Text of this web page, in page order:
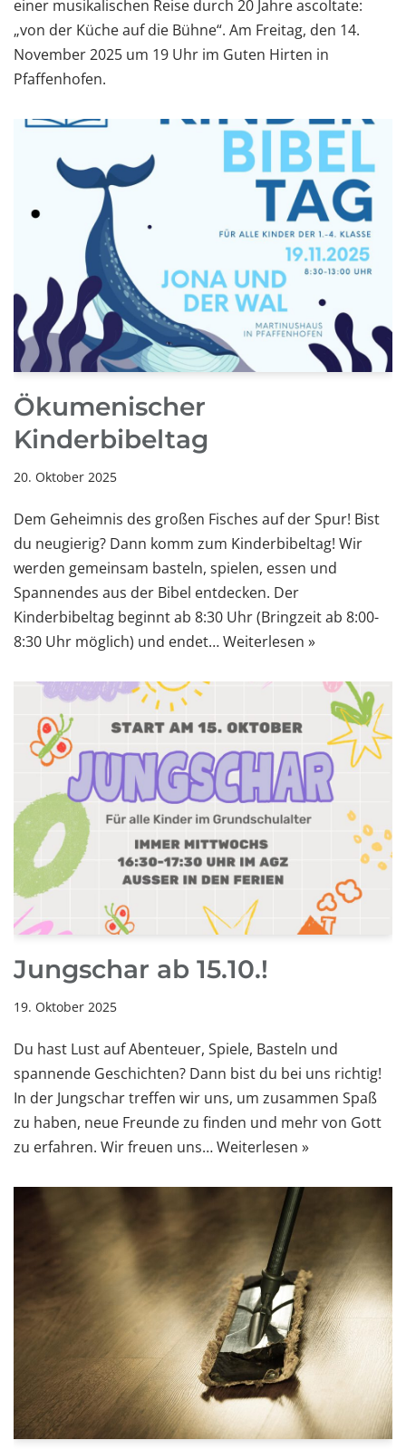
einer musikalischen Reise durch 20 Jahre ascoltate:
„von der Küche auf die Bühne“. Am Freitag, den 14.
November 2025 um 19 Uhr im Guten Hirten in
Pfaffenhofen.
Ökumenischer
Kinderbibeltag
20. Oktober 2025
Dem Geheimnis des großen Fisches auf der Spur! Bist
du neugierig? Dann komm zum Kinderbibeltag! Wir
werden gemeinsam basteln, spielen, essen und
Spannendes aus der Bibel entdecken. Der
Kinderbibeltag beginnt ab 8:30 Uhr (Bringzeit ab 8:00-
8:30 Uhr möglich) und endet…Weiterlesen »
Jungschar ab 15.10.!
19. Oktober 2025
Du hast Lust auf Abenteuer, Spiele, Basteln und
spannende Geschichten? Dann bist du bei uns richtig!
In der Jungschar treffen wir uns, um zusammen Spaß
zu haben, neue Freunde zu finden und mehr von Gott
zu erfahren. Wir freuen uns…Weiterlesen »